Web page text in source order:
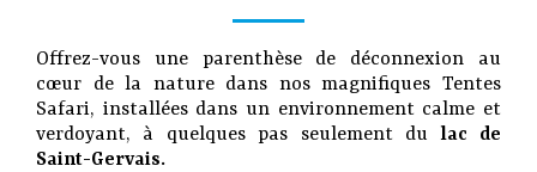
Offrez-vous une parenthèse de déconnexion au
cœur de la nature dans nos magnifiques Tentes
Safari, installées dans un environnement calme et
verdoyant, à quelques pas seulement du lac de
Saint-Gervais.